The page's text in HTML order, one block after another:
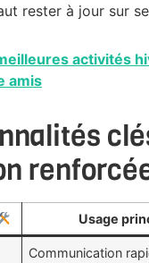
rester à jour sur
activités
amis
Usage
Communication